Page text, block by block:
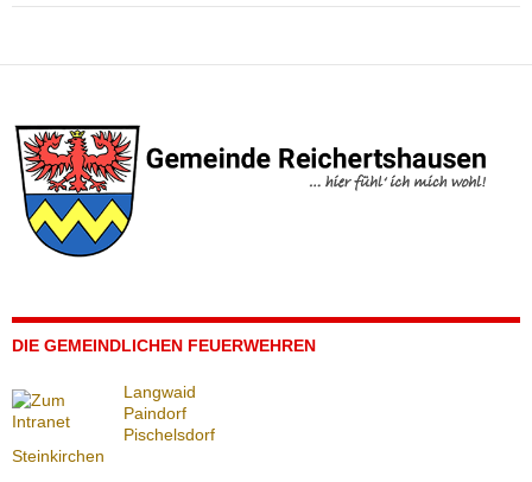
DIE GEMEINDLICHEN FEUERWEHREN
Langwaid
Paindorf
Pischelsdorf
Steinkirchen